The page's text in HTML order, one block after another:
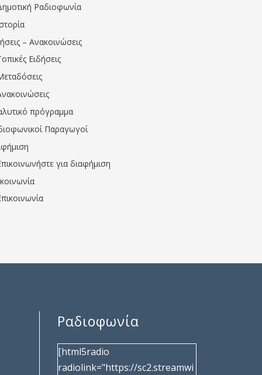
Ραδιοφωνία
– Ανακοινώσεις
Ειδήσεις
πρόγραμμα
Παραγωγοί
για διαφήμιση
Ραδιοφωνία
[html5radio
radiolink="https://sc2.streamwi